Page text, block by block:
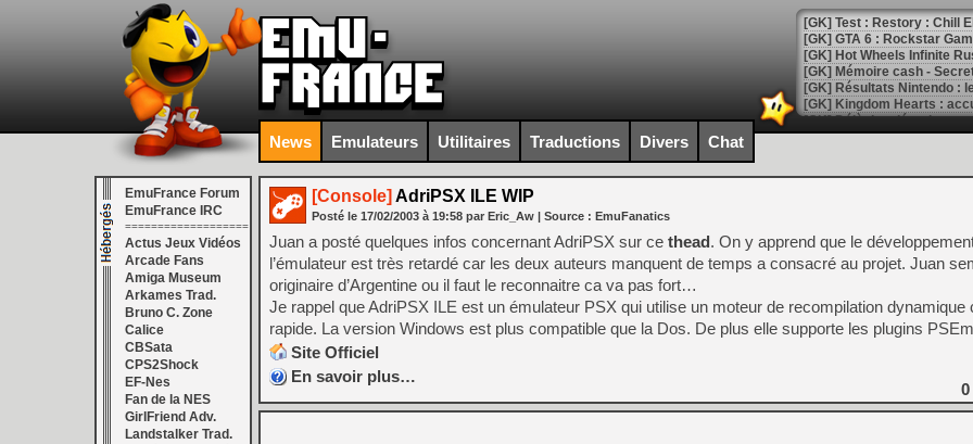
[GK] Test : Restory : Chill
[GK] GTA 6 : Rockstar
[GK] Hot Wheels Infinite
[GK] Mémoire cash -
[GK] Résultats Nintendo :
[GK] Déjà des
[Mo5] Brickboy cherche à
[GK] Minecraft et ses «
[GK] Beast of
[GK] Ubisoft : fin de partie
[GK] Mémoire cash -
[GK] Dan Houser (GTA)
[GK] Comment EA Sports
[GK] Crimson Moon : un
[GK] Isle of Reveries : le
[GK] Moonlighter 2 : The
[GK] Capcom relance
[Mo5] Deux inédits du
[GK] Le beat'em up The
News Emulateurs Utilitaires Traductions Divers Chat
EmuFrance Forum
EmuFrance IRC
===================
Actus Jeux Vidéos
Arcade Fans
Amiga Museum
Arkames Trad.
Bruno C. Zone
Calice
CBSata
CPS2Shock
EF-Nes
Fan de la NES
GirlFriend Adv.
Landstalker Trad.
[Console] AdriPSX ILE WIP
Posté le 17/02/2003 à 19:58 par Eric_Aw | Source : EmuFanatics
Juan a posté quelques infos concernant AdriPSX sur ce thead. On y apprend que le
l’émulateur est très retardé car les deux auteurs manquent de temps a consacré au projet. Juan
originaire d’Argentine ou il faut le reconnaitre ca va pas fort…
Je rappel que AdriPSX ILE est un émulateur PSX qui utilise un moteur de recompilation dynamique
rapide. La version Windows est plus compatible que la Dos. De plus elle supporte les plugins
Site Officiel
En savoir plus…
0